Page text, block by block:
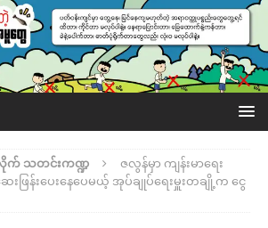
က် သတင်းကဏ္ဍ
ဇလွန်မှာ ကျန်းမာရေး
ဖြန်းပေးနေပေမယ့် အုပ်ချုပ်ရေးမှူးတချို့က ငွေ